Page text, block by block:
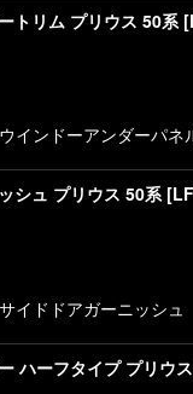
トリム プリウス 50系 [
ドーアンダーパネ
シュ プリウス 50系 [
ドアガーニッシュ
ハーフタイプ プリウ